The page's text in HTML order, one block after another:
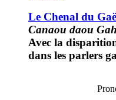
Le Chenal du
Canaou daou
Avec la
dans les parlers